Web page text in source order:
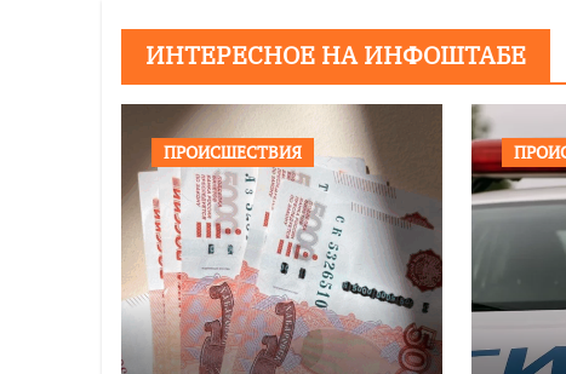
ИНТЕРЕСНОЕ НА ИНФОШТАБЕ
ПРОИСШЕСТВИЯ